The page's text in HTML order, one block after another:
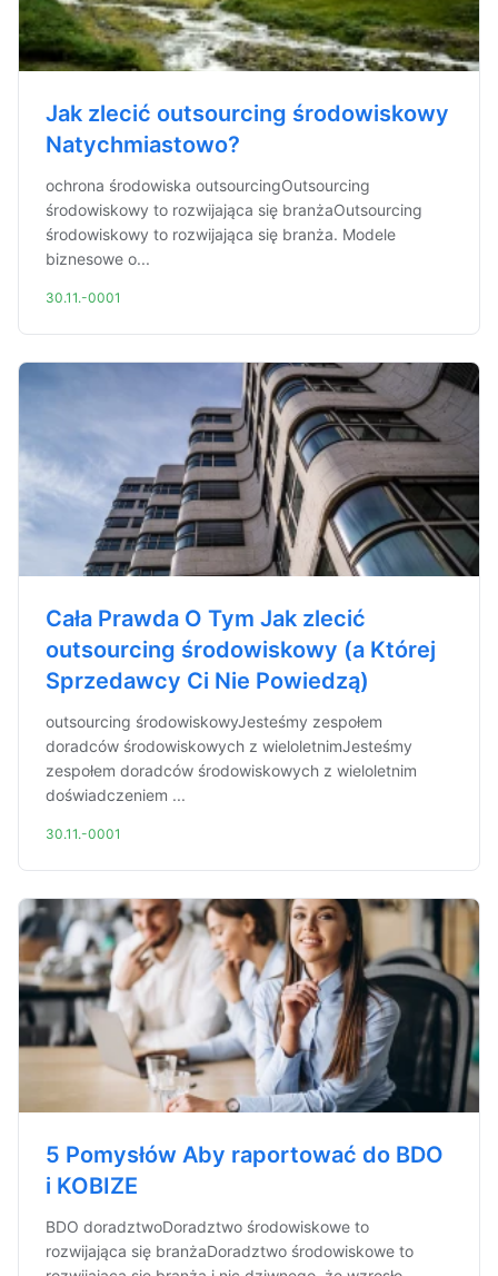
Jak zlecić outsourcing środowiskowy
Natychmiastowo?
ochrona środowiska outsourcingOutsourcing
środowiskowy to rozwijająca się branżaOutsourcing
środowiskowy to rozwijająca się branża. Modele
biznesowe o...
30.11.-0001
Cała Prawda O Tym Jak zlecić
outsourcing środowiskowy (a Której
Sprzedawcy Ci Nie Powiedzą)
outsourcing środowiskowyJesteśmy zespołem
doradców środowiskowych z wieloletnimJesteśmy
zespołem doradców środowiskowych z wieloletnim
doświadczeniem ...
30.11.-0001
5 Pomysłów Aby raportować do BDO
i KOBIZE
BDO doradztwoDoradztwo środowiskowe to
rozwijająca się branżaDoradztwo środowiskowe to